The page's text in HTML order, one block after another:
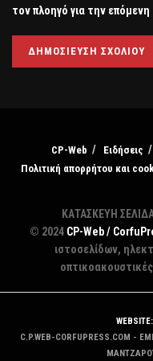
τον πλοηγό για την
CP-Web Ειδήσεις
Πολιτική απορρήτου και
ΚΑΤΑΣΚΕΥΗ
© 2024 CP-Web /
ιστοσελίδων,
C.P.WEB-CORFUPRESS.COM